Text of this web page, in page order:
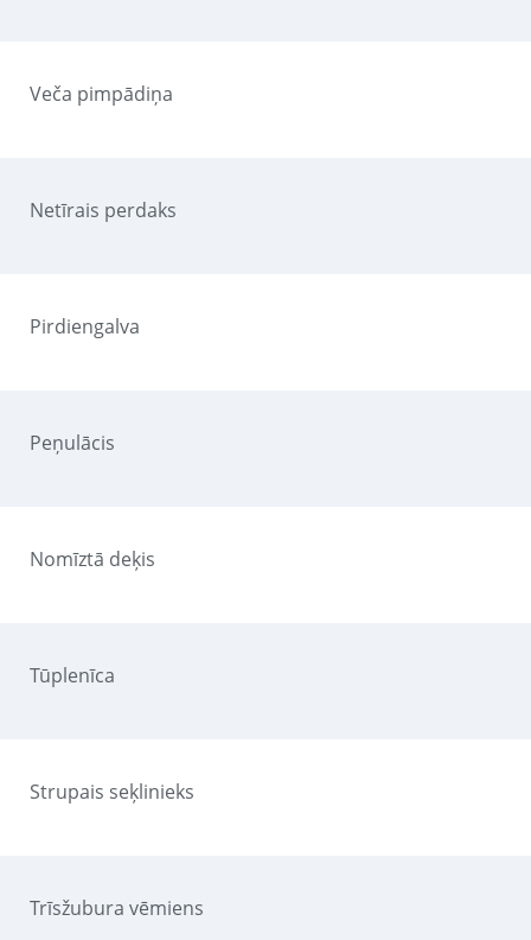
Veča pimpādiņa
Netīrais perdaks
Pirdiengalva
Peņulācis
Nomīztā deķis
Tūplenīca
Strupais seķlinieks
Trīsžubura vēmiens